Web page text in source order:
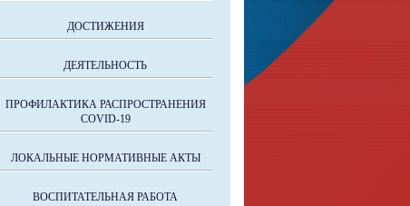
ДОСТИЖЕНИЯ
ДЕЯТЕЛЬНОСТЬ
ПРОФИЛАКТИКА РАСПРОСТРАНЕНИЯ
COVID-19
ЛОКАЛЬНЫЕ НОРМАТИВНЫЕ АКТЫ
ВОСПИТАТЕЛЬНАЯ РАБОТА